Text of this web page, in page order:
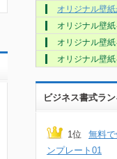
オリジナル壁
オリジナル壁
オリジナル壁
オリジナル壁
ビジネス書式ラ
1位
無料
ンプレート01